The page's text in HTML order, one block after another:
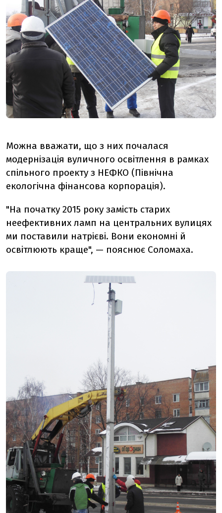
Можна вважати, що з них почалася
модернізація вуличного освітлення в рамках
спільного проекту з НЕФКО (Північна
екологічна фінансова корпорація).
"На початку 2015 року замість старих
неефективних ламп на центральних вулицях
ми поставили натрієві. Вони економні й
освітлюють краще", — пояснює Соломаха.